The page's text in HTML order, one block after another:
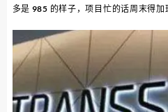
多是 985 的样子，项目忙的话周末得加